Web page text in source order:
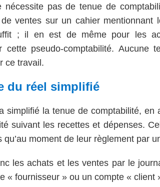
nécessite pas de tenue de
ventes sur un cahier
; il en est de même pour les
cette pseudo-comptabilité. Aucune
ce travail.
du réel simplifié
simplifié la tenue de comptabilité, en
suivant les recettes et dépenses.
qu’au moment de leur règlement par
les achats et les ventes par le
« fournisseur » ou un compte « client